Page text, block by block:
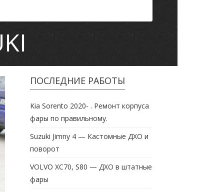
ПОСЛЕДНИЕ РАБОТЫ
Kia Sorento 2020- . Ремонт корпуса
фары по правильному.
Suzuki Jimny 4 — Кастомные ДХО и
поворот
VOLVO XC70, S80 — ДХО в штатные
фары